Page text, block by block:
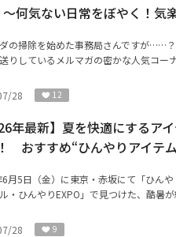
何気ない日常をぼやく！気
の掃除を始めた事務局さんですが……
りしているメルマガの密かな人気コー
28 12
年最新】夏を快適にするア
おすすめ“ひんやりアイテ
月5日（金）に東京・赤坂にて「ひん
・ひんやりEXPO」で見つけた、酷暑
28 9